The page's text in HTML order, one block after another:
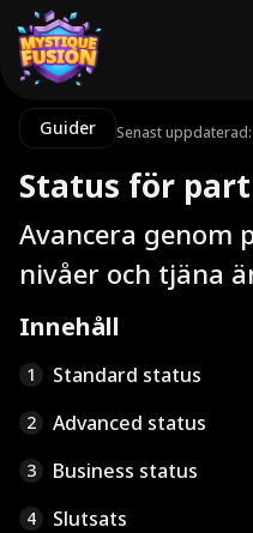
Guider Senast
Status för
Avancera genom
nivåer och tjäna
Innehåll
1 Standard status
2 Advanced status
3 Business status
4 Slutsats